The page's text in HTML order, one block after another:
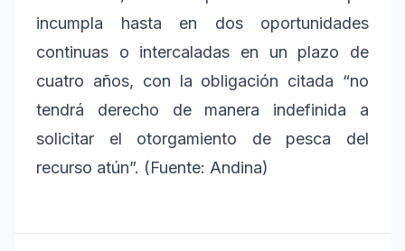
incumpla hasta en dos oportunidades
continuas o intercaladas en un plazo de
cuatro años, con la obligación citada “no
tendrá derecho de manera indefinida a
solicitar el otorgamiento de pesca del
recurso atún”. (Fuente: Andina)